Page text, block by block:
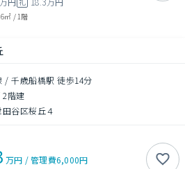
㎡ / 1階
/ 千歳船橋駅 徒歩14分
2階建
谷区桜丘４
万円 /管理費6,000円